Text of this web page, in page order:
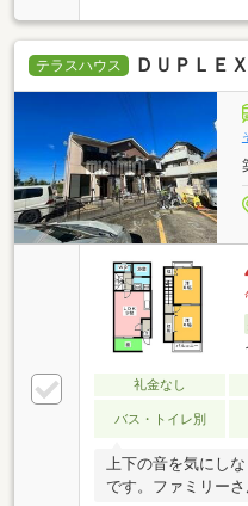
テラスハウス ＤＵＰＬ
礼金なし
バス・トイレ別
上下の音を気にし
です。ファミリー